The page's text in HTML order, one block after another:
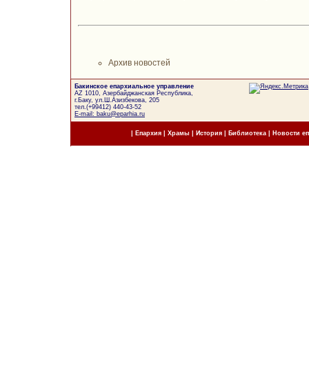
Архив новостей
Бакинское епархиальное управление
AZ 1010, Азербайджанская Республика,
г.Баку, ул.Ш.Азизбекова, 205
тел.(+99412) 440-43-52
E-mail: baku@eparhia.ru
Епархия| Храмы История| Библиотека Новости